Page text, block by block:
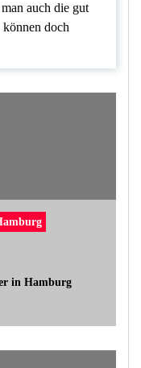
auch die gut
doch
in Hamburg